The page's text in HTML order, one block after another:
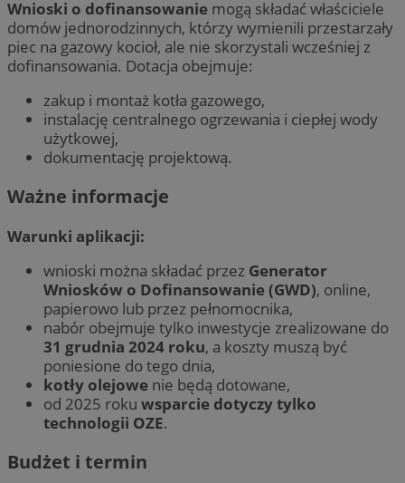
Wnioski o dofinansowanie mogą składać właściciele
domów jednorodzinnych, którzy wymienili przestarzały
piec na gazowy kocioł, ale nie skorzystali wcześniej z
dofinansowania. Dotacja obejmuje:
zakup i montaż kotła gazowego,
instalację centralnego ogrzewania i ciepłej wody
użytkowej,
dokumentację projektową.
Ważne informacje
Warunki aplikacji:
wnioski można składać przez Generator
Wniosków o Dofinansowanie (GWD), online,
papierowo lub przez pełnomocnika,
nabór obejmuje tylko inwestycje zrealizowane do
31 grudnia 2024 roku, a koszty muszą być
poniesione do tego dnia,
kotły olejowe nie będą dotowane,
od 2025 roku wsparcie dotyczy tylko
technologii OZE.
Budżet i termin